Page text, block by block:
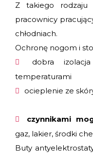
Z takiego rodzaju
pracownicy
chłodniach.
Ochronę nogom i
dobra
temperaturami
ocieplenie ze
czynnikami
gaz, lakier, środki
Buty